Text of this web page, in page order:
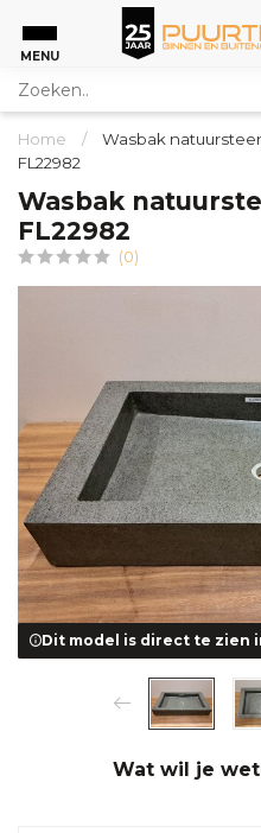
MENU
Home /
Wasbak
FL22982
Wasbak
FL22982
(0)
Dit model is direct te zien
Wat wil je